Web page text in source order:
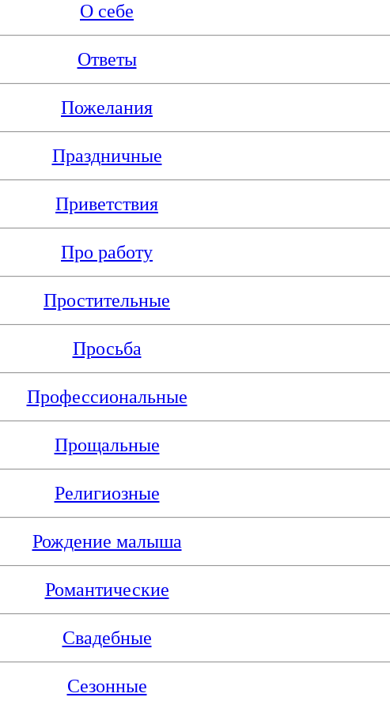
О себе
Ответы
Пожелания
Праздничные
Приветствия
Про работу
Простительные
Просьба
Профессиональные
Прощальные
Религиозные
Рождение малыша
Романтические
Свадебные
Сезонные